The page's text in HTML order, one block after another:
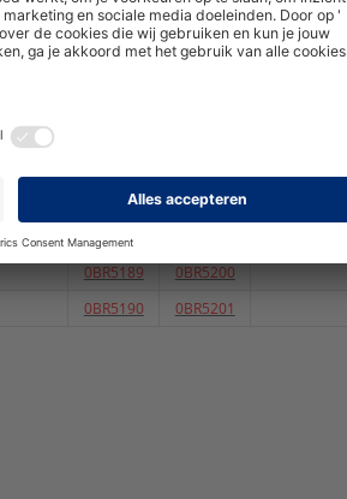
0BR5195
0BR5210
0BR5198
0BR5189
0BR5200
0BR5190 0BR5201